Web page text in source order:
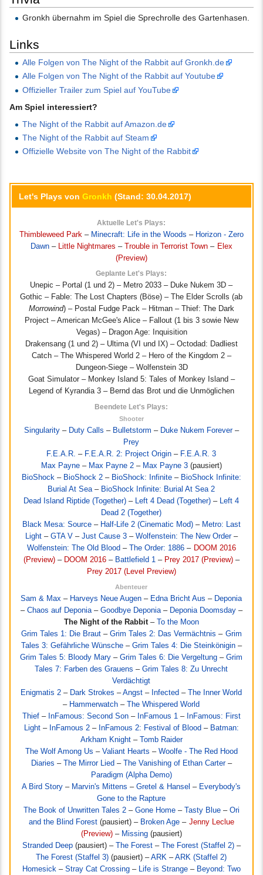
Gronkh übernahm im Spiel die Sprechrolle des Gartenhasen.
Links
Alle Folgen von The Night of the Rabbit auf Gronkh.de
Alle Folgen von The Night of the Rabbit auf Youtube
Offizieller Trailer zum Spiel auf YouTube
Am Spiel interessiert?
The Night of the Rabbit auf Amazon.de
The Night of the Rabbit auf Steam
Offizielle Website von The Night of the Rabbit
Let's Plays von Gronkh (Stand: 30.04.2017)
Aktuelle Let's Plays:
Thimbleweed Park – Minecraft: Life in the Woods – Horizon - Zero
Dawn – Little Nightmares – Trouble in Terrorist Town – Elex
(Preview)
Geplante Let's Plays:
Unepic – Portal (1 und 2) – Metro 2033 – Duke Nukem 3D –
Gothic – Fable: The Lost Chapters (Böse) – The Elder Scrolls (ab
Morrowind) – Postal Fudge Pack – Hitman – Thief: The Dark
Project – American McGee's Alice – Fallout (1 bis 3 sowie New
Vegas) – Dragon Age: Inquisition
Drakensang (1 und 2) – Ultima (VI und IX) – Octodad: Dadliest
Catch – The Whispered World 2 – Hero of the Kingdom 2 –
Dungeon-Siege – Wolfenstein 3D
Goat Simulator – Monkey Island 5: Tales of Monkey Island –
Legend of Kyrandia 3 – Bernd das Brot und die Unmöglichen
Beendete Let's Plays:
Shooter
Singularity – Duty Calls – Bulletstorm – Duke Nukem Forever–
Prey
F.E.A.R. – F.E.A.R. 2: Project Origin – F.E.A.R. 3
Max Payne – Max Payne 2 – Max Payne 3 (pausiert)
BioShock – BioShock 2 – BioShock: Infinite – BioShock Infinite:
Burial At Sea – BioShock Infinite: Burial At Sea 2
Dead Island Riptide (Together) – Left 4 Dead (Together) –
Left 4
Dead 2 (Together)
Black Mesa: Source – Half-Life 2 (Cinematic Mod) – Metro: Last
Light – GTA V – Just Cause 3 – Wolfenstein: The New Order–
Wolfenstein: The Old Blood –The Order: 1886 – DOOM 2016
(Preview) – DOOM 2016 – Battlefield 1 – Prey 2017 (Preview) –
Prey 2017 (Level Preview)
Abenteuer
Sam & Max – Harveys Neue Augen – Edna Bricht Aus – Deponia
– Chaos auf Deponia– Goodbye Deponia– Deponia Doomsday –
The Night of the Rabbit–
To the Moon
Grim Tales 1: Die Braut –Grim Tales 2: Das Vermächtnis – Grim
Tales 3: Gefährliche Wünsche – Grim Tales 4: Die Steinkönigin –
Grim Tales 5: Bloody Mary –Grim Tales 6: Die Vergeltung –Grim
Tales 7: Farben des Grauens –Grim Tales 8: Zu Unrecht
Verdächtigt
Enigmatis 2 – Dark Strokes –Angst – Infected –
The Inner World
– Hammerwatch –
The Whispered World
Thief – InFamous: Second Son – InFamous 1 – InFamous: First
Light – InFamous 2 – InFamous 2: Festival of Blood – Batman:
Arkham Knight –
Tomb Raider
The Wolf Among Us – Valiant Hearts – Woolfe - The Red Hood
Diaries – The Mirror Lied – The Vanishing of Ethan Carter–
Paradigm (Alpha Demo)
A Bird Story – Marvin's Mittens –Gretel & Hansel – Everybody's
Gone to the Rapture
The Book of Unwritten Tales 2 – Gone Home – Tasty Blue – Ori
and the Blind Forest (pausiert) – Broken Age – Jenny Leclue
(Preview) – Missing (pausiert)
Stranded Deep (pausiert) – The Forest – The Forest (Staffel 2) –
The Forest (Staffel 3) (pausiert) –ARK –ARK (Staffel 2)
Homesick – Stray Cat Crossing – Life is Strange – Beyond: Two